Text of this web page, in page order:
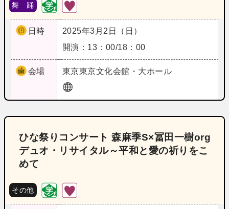
舞 踊
日時
2025年3月2日（日）
開演：13：00/18：00
会場 東京東京文化会館・大ホール
ひな祭りコンサート 森麻季S×冨田一樹org
デュオ・リサイタル～平和と愛の祈りをこ
めて
その他